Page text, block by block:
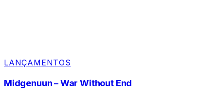
LANÇAMENTOS
Midgenuun – War Without End